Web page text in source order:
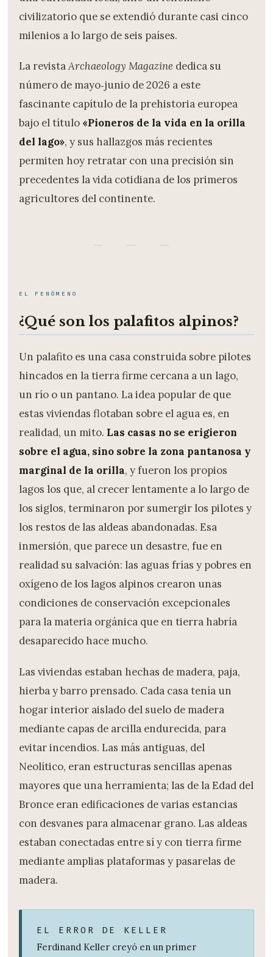
civilizatorio que se extendió durante casi cinco
milenios a lo largo de seis países.
La revistaArchaeology Magazine dedica su
número de mayo‑junio de 2026 a este
fascinante capítulo de la prehistoria europea
bajo el título «Pioneros de la vida en la orilla
del lago», y sus hallazgos más recientes
permiten hoy retratar con una precisión sin
precedentes la vida cotidiana de los primeros
agricultores del continente.
— — —
EL FENÓMENO
¿Qué son los palafitos alpinos?
Un palafito es una casa construida sobre pilotes
hincados en la tierra firme cercana a un lago,
un río o un pantano. La idea popular de que
estas viviendas flotaban sobre el agua es, en
realidad, un mito. Las casas no se erigieron
sobre el agua, sino sobre la zona pantanosa y
marginal de la orilla, y fueron los propios
lagos los que, al crecer lentamente a lo largo de
los siglos, terminaron por sumergir los pilotes y
los restos de las aldeas abandonadas. Esa
inmersión, que parece un desastre, fue en
realidad su salvación: las aguas frías y pobres en
oxígeno de los lagos alpinos crearon unas
condiciones de conservación excepcionales
para la materia orgánica que en tierra habría
desaparecido hace mucho.
Las viviendas estaban hechas de madera, paja,
hierba y barro prensado. Cada casa tenía un
hogar interior aislado del suelo de madera
mediante capas de arcilla endurecida, para
evitar incendios. Las más antiguas, del
Neolítico, eran estructuras sencillas apenas
mayores que una herramienta; las de la Edad del
Bronce eran edificaciones de varias estancias
con desvanes para almacenar grano. Las aldeas
estaban conectadas entre sí y con tierra firme
mediante amplias plataformas y pasarelas de
madera.
EL ERROR DE KELLER
Ferdinand Keller creyó en un primer